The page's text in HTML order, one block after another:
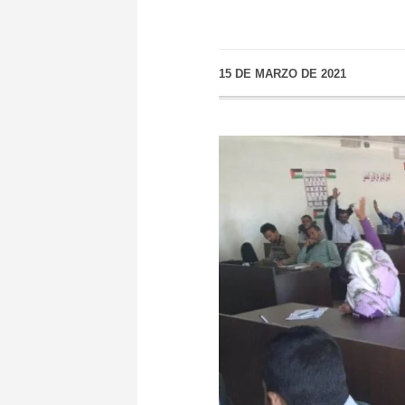
15 DE MARZO DE 2021